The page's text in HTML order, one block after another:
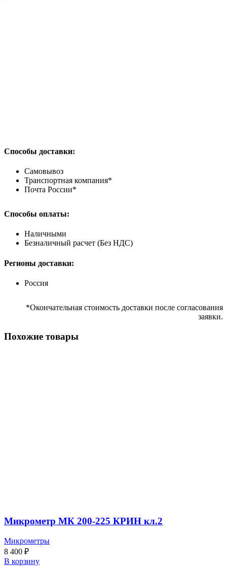
Способы доставки:
Самовывоз
Транспортная компания*
Почта России*
Способы оплаты:
Наличными
Безналичный расчет (Без НДС)
Регионы доставки:
Россия
*Окончательная стоимость доставки после согласования
заявки.
Похожие товары
Микрометр МК 200-225 КРИН кл.2
Микрометры
8 400 ₽
В корзину